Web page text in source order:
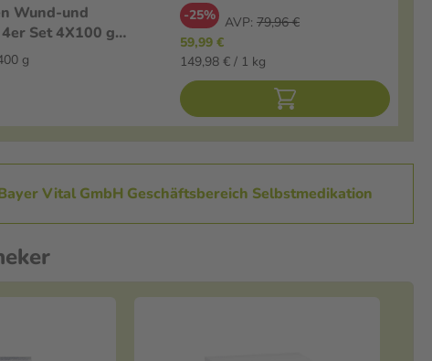
Wund-und
Set 4X100 g
g
-25% AVP: 79,96 €
59,99 €
149,98 € / 1 kg
Vital GmbH Geschäftsbereich Selbstmedikation